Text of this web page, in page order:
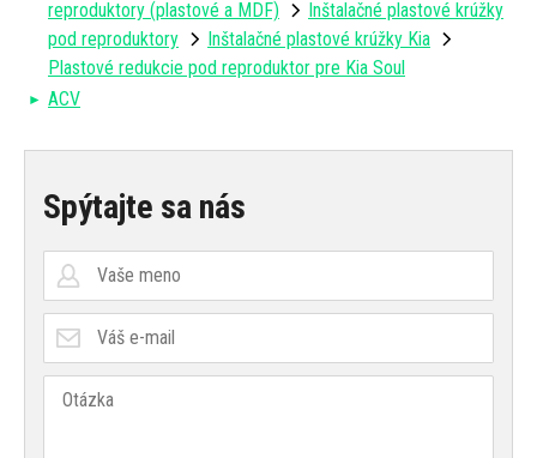
reproduktory (plastové a MDF)
Inštalačné plastové krúžky
pod reproduktory
Inštalačné plastové krúžky Kia
Plastové redukcie pod reproduktor pre Kia Soul
ACV
Spýtajte sa nás